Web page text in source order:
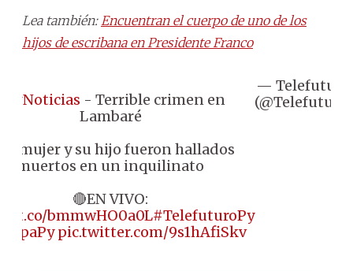
Lea también: Encuentran el cuerpo de uno de los
hijos de escribana en Presidente Franco
#Noticias - Terrible crimen en
Lambaré
mujer y su hijo fueron hallados
muertos en un inquilinato
🔴EN VIVO:
t.co/bmmwHO0a0L#TelefuturoPy
pic.twitter.com/9s1hAfiSkv
— Telefuturo
(@Telefuturo)